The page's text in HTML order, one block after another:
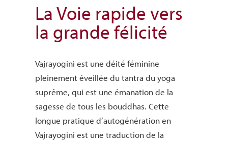
La Voie rapide vers
la grande félicité
Vajrayogini est une déité féminine
pleinement éveillée du tantra du yoga
suprême, qui est une émanation de la
sagesse de tous les bouddhas. Cette
longue pratique d’autogénération en
Vajrayogini est une traduction de la